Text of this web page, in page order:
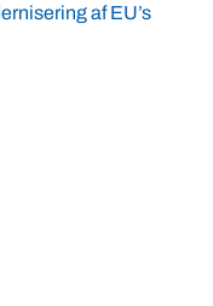
inviterer alle mad-
glad fra 10.30 til